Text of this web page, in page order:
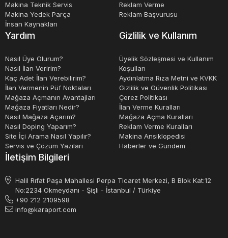
Makina Teknik Servis
Makina Yedek Parça
İnsan Kaynakları
Reklam Verme
Reklam Başvurusu
Yardım
Nasıl Üye Olurum?
Nasıl İlan Veririm?
Kaç Adet İlan Verebilirim?
İlan Vermenin Püf Noktaları
Mağaza Açmanın Avantajları
Mağaza Fiyatları Nedir?
Nasıl Mağaza Açarım?
Nasıl Doping Yaparım?
Site İçi Arama Nasıl Yapılır?
Servis ve Çözüm Yazıları
Gizlilik ve Kullanım
Üyelik Sözleşmesi ve Kullanım
Koşulları
Aydınlatma Rıza Metni ve KVKK
Gizlilik ve Güvenlik Politikası
Çerez Politikası
İlan Verme Kuralları
Mağaza Açma Kuralları
Reklam Verme Kuralları
Makina Ansiklopedisi
Haberler ve Gündem
İletişim Bilgileri
Halil Rıfat Paşa Mahallesi Perpa Ticaret Merkezi, B Blok Kat:12
No:2234 Okmeydanı - Şişli - İstanbul / Türkiye
+90 212 2109598
info@karaport.com